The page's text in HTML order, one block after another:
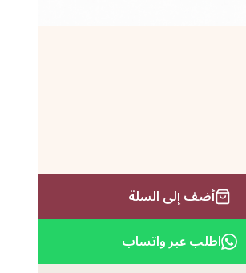
أضف إلى السلة
اطلب عبر واتساب